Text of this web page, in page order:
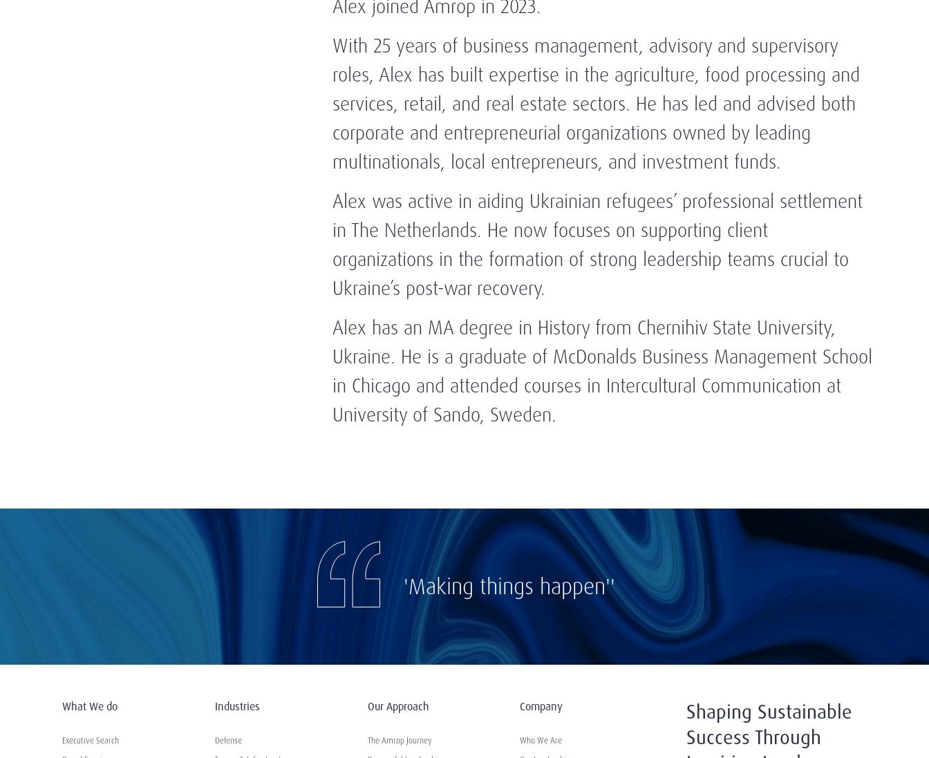
Alex joined Amrop in 2023.
With 25 years of business management, advisory and supervisory
roles, Alex has built expertise in the agriculture, food processing and
services, retail, and real estate sectors. He has led and advised both
corporate and entrepreneurial organizations owned by leading
multinationals, local entrepreneurs, and investment funds.
Alex was active in aiding Ukrainian refugees’ professional settlement
in The Netherlands. He now focuses on supporting client
organizations in the formation of strong leadership teams crucial to
Ukraine’s post-war recovery.
Alex has an MA degree in History from Chernihiv State University,
Ukraine. He is a graduate of McDonalds Business Management School
in Chicago and attended courses in Intercultural Communication at
University of Sando, Sweden.
'Making things happen''
What We do
Executive Search
Industries
Defense
Our Approach
The Amrop Journey
Company
Who We Are
Shaping Sustainable
Success Through